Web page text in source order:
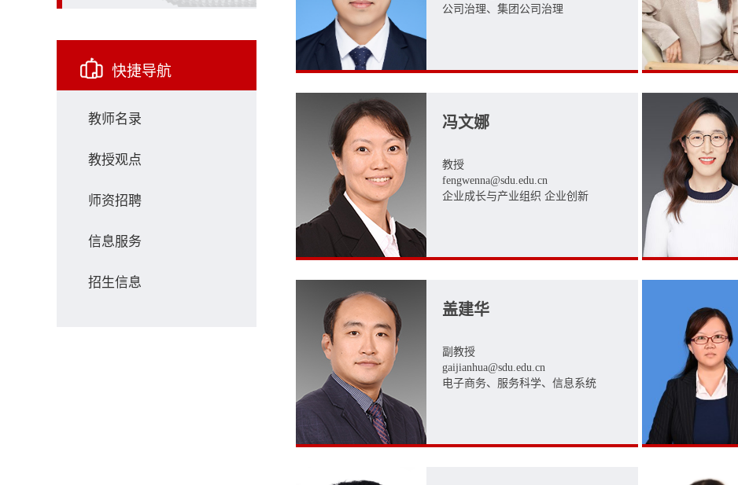
快捷导航
教师名录
教授观点
师资招聘
信息服务
招生信息
公司治理、集团公司治理
冯文娜
教授
fengwenna@sdu.edu.cn
企业成长与产业组织 企业创新​
盖建华
副教授
gaijianhua@sdu.edu.cn
电子商务、服务科学、信息系统